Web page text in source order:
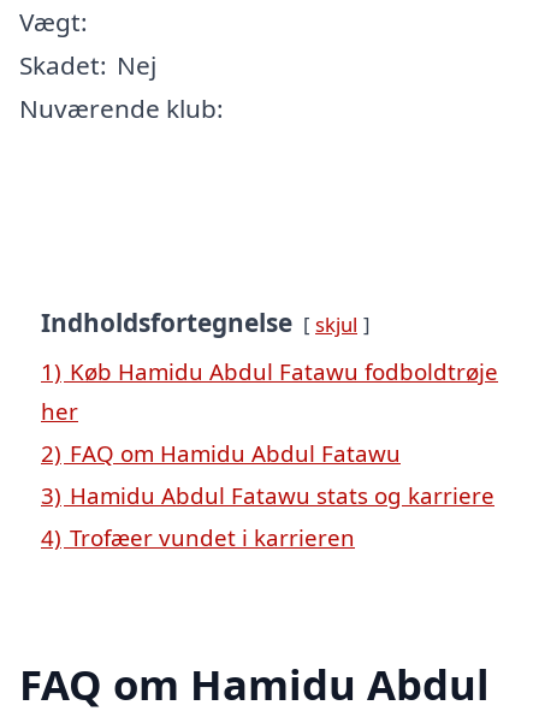
Vægt:
Skadet: Nej
Nuværende klub:
Indholdsfortegnelse skjul
1) Køb Hamidu Abdul Fatawu fodboldtrøje
her
2) FAQ om Hamidu Abdul Fatawu
3) Hamidu Abdul Fatawu stats og karriere
4) Trofæer vundet i karrieren
FAQ om Hamidu Abdul